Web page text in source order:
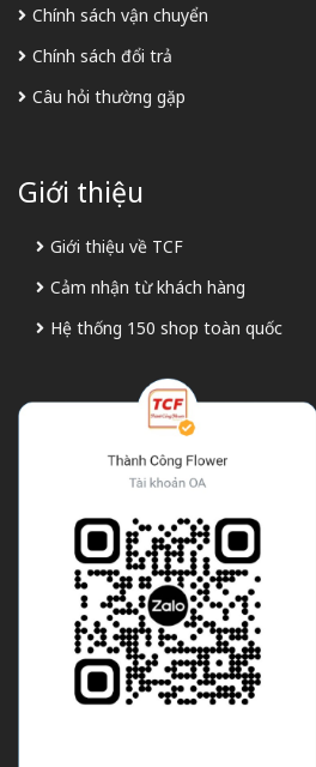
Chính sách vận chuyển
Chính sách đổi trả
Câu hỏi thường gặp
Giới thiệu
Giới thiệu về TCF
Cảm nhận từ khách hàng
Hệ thống 150 shop toàn quốc